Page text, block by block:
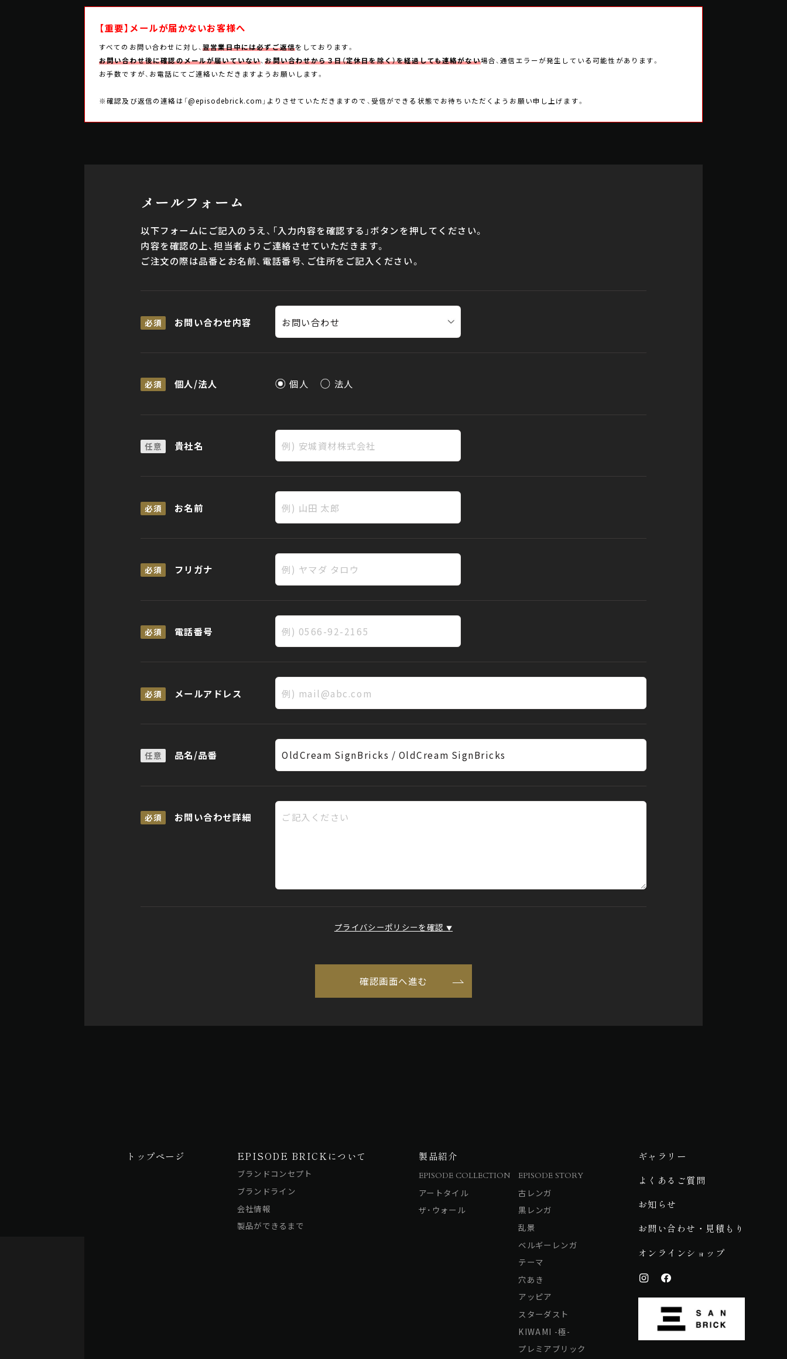
【重要】メールが届かないお客様へ
すべてのお問い合わせに対し、翌営業日中には必ずご返信をしております。
お問い合わせ後に確認のメールが届いていない、お問い合わせから３日（定休日を除く）を経過しても連絡がない場合、通信エラーが発生している可能性があります。
お手数ですが、お電話にてご連絡いただきますようお願いします。
※確認及び返信の連絡は「@episodebrick.com」よりさせていただきますので、受信ができる状態でお待ちいただくようお願い申し上げます。
メールフォーム
以下フォームにご記入のうえ、「入力内容を確認する」ボタンを押してください。
内容を確認の上、担当者よりご連絡させていただきます。
ご注文の際は品番とお名前、電話番号、ご住所をご記入ください。
必須 お問い合わせ内容
必須 個人/法人 個人 法人
任意 貴社名
必須 お名前
必須 フリガナ
必須 電話番号
必須 メールアドレス
任意 品名/品番
必須 お問い合わせ詳細
プライバシーポリシーを確認 ▼
トップページ EPISODE BRICKについて
ブランドコンセプト
ブランドライン
会社情報
製品ができるまで
製品紹介
EPISODE COLLECTION
アートタイル
ザ・ウォール
EPISODE STORY
古レンガ
黒レンガ
乱景
ベルギーレンガ
テーマ
穴あき
アッピア
スターダスト
KIWAMI -極-
プレミアブリック
ギャラリー
よくあるご質問
お知らせ
お問い合わせ・見積もり
オンラインショップ